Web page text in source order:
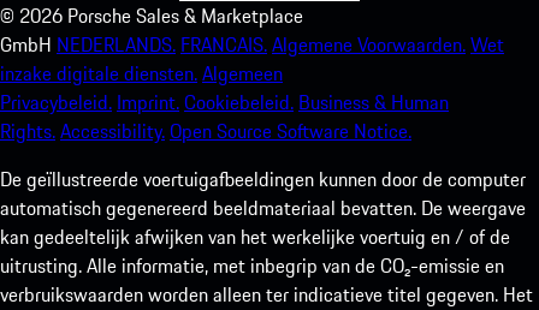
© 2026 Porsche Sales & Marketplace
GmbH NEDERLANDS. FRANCAIS.Algemene Voorwaarden.Wet
inzake digitale diensten.Algemeen
Privacybeleid. Imprint.Cookiebeleid. Business & Human
Rights.Accessibility.Open Source Software Notice.
De geïllustreerde voertuigafbeeldingen kunnen door de computer
automatisch gegenereerd beeldmateriaal bevatten. De weergave
kan gedeeltelijk afwijken van het werkelijke voertuig en / of de
uitrusting. Alle informatie, met inbegrip van de CO₂-emissie en
verbruikswaarden worden alleen ter indicatieve titel gegeven. Het